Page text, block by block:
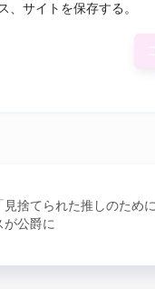
、サイトを保存する。
「見捨てられた推しのため
が公爵に